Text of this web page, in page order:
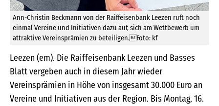
Ann-Christin Beckmann von der Raiffeisenbank Leezen ruft noch
einmal Vereine und Initiativen dazu auf, sich am Wettbewerb um
attraktive Vereinsprämien zu beteiligen.Foto: kf
Leezen (em). Die Raiffeisenbank Leezen und Basses
Blatt vergeben auch in diesem Jahr wieder
Vereinsprämien in Höhe von insgesamt 30.000 Euro an
Vereine und Initiativen aus der Region. Bis Montag, 16.